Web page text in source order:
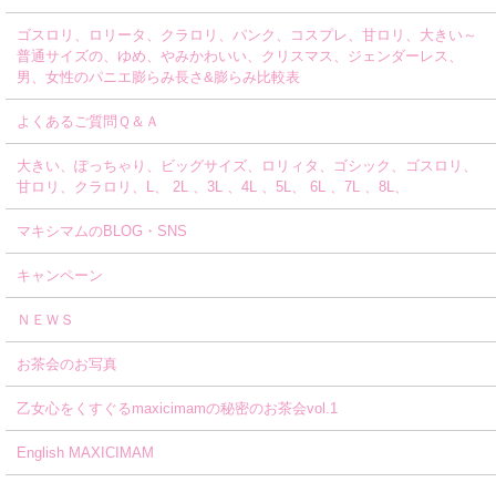
ゴスロリ、ロリータ、クラロリ、パンク、コスプレ、甘ロリ、大きい～
普通サイズの、ゆめ、やみかわいい、クリスマス、ジェンダーレス、
男、女性のパニエ膨らみ長さ&膨らみ比較表
よくあるご質問Ｑ＆Ａ
大きい、ぽっちゃり、ビッグサイズ、ロリィタ、ゴシック、ゴスロリ、
甘ロリ、クラロリ、L、 2L 、3L 、4L 、5L、 6L 、7L 、8L、
マキシマムのBLOG・SNS
キャンペーン
ＮＥＷＳ
お茶会のお写真
乙女心をくすぐるmaxicimamの秘密のお茶会vol.1
English MAXICIMAM